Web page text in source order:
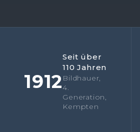
1912
Seit über
110 Jahren
Bildhauer,
4.
Generation,
Kempten